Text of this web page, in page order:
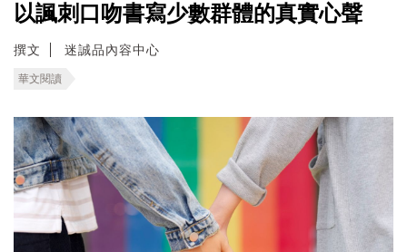
以諷刺口吻書寫少數群體的真實心聲
撰文 迷誠品內容中心
華文閱讀